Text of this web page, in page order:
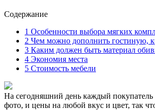
Содержание
1 Особенности выбора мягких
2 Чем можно дополнить гостиную,
3 Каким должен быть материал
4 Экономия места
5 Стоимость мебели
На сегодняшний день каждый покупатель
фото, и цены на любой вкус и цвет, так